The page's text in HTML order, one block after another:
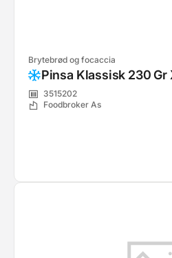
Brytebrød og focaccia
Pinsa Klassisk 230 Gr
3515202
Foodbroker As